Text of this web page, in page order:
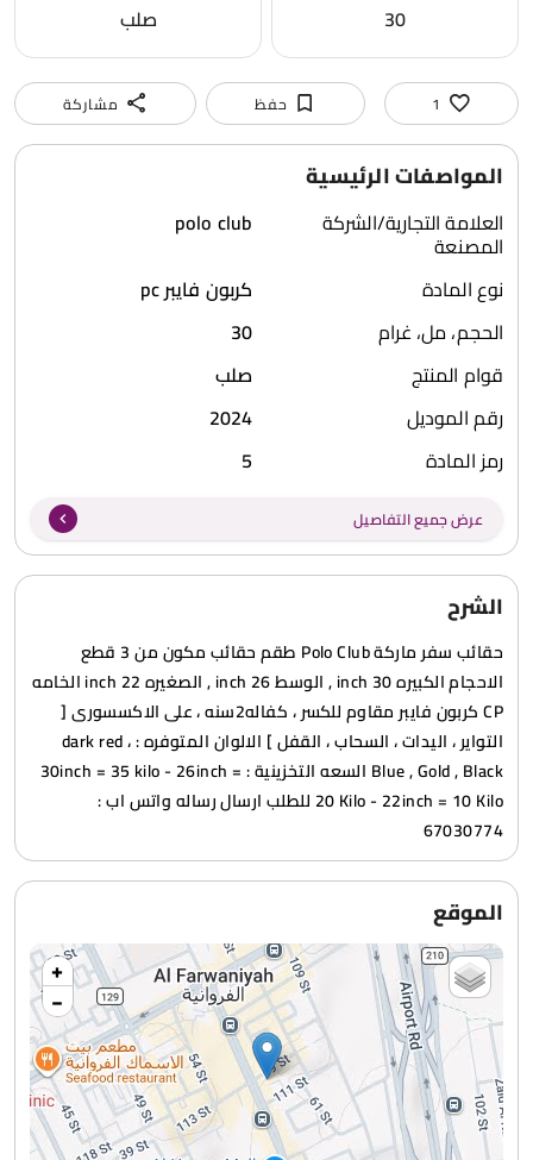
30 صلب
1 حفظ مشاركة
المواصفات الرئيسية
العلامة التجارية/الشركة
المصنعة
polo club
نوع المادة
كربون فايبر pc
الحجم، مل، غرام
30
قوام المنتج
صلب
رقم الموديل
2024
رمز المادة
5
عرض جميع التفاصيل
الشرح
حقائب سفر ماركة Polo Club طقم حقائب مكون من 3 قطع
الاحجام الكبيره 30 inch , الوسط 26 inch , الصغيره 22 inch الخامه
CP كربون فايبر مقاوم للكسر ، كفاله2سنه ، على الاكسسورى [
التواير ، اليدات ، السحاب ، القفل ] الالوان المتوفره : dark red ،
Blue , Gold , Black السعه التخزينية : 30inch = 35 kilo - 26inch =
20 Kilo - 22inch = 10 Kilo للطلب ارسال رساله واتس اب :
67030774
الموقع
+
−